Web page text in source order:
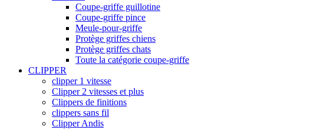
Coupe-griffe guillotine
Coupe-griffe pince
Meule-pour-griffe
Protège griffes chiens
Protège griffes chats
Toute la catégorie coupe-griffe
CLIPPER
clipper 1 vitesse
Clipper 2 vitesses et plus
Clippers de finitions
clippers sans fil
Clipper Andis